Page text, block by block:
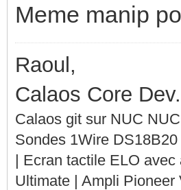
Meme manip
Raoul,
Calaos Core Dev.
Calaos git sur NUC
Sondes 1Wire
| Ecran tactile ELO
Ultimate | Ampli Pioneer